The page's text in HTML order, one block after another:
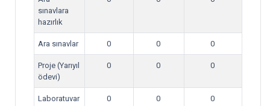
sınavlara
hazırlık
Ara sınavlar 0 0 0
Proje (Yarıyıl
ödevi)
0 0 0
Laboratuvar 0 0 0